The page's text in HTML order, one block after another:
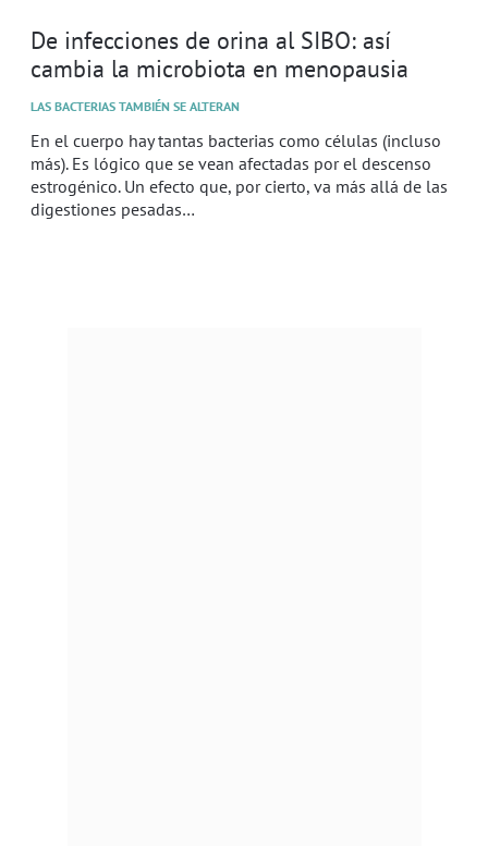
De infecciones de orina al SIBO: así
cambia la microbiota en menopausia
LAS BACTERIAS TAMBIÉN SE ALTERAN
En el cuerpo hay tantas bacterias como células (incluso
más). Es lógico que se vean afectadas por el descenso
estrogénico. Un efecto que, por cierto, va más allá de las
digestiones pesadas…